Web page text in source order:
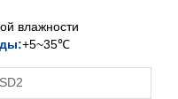
влажности
+5~35℃